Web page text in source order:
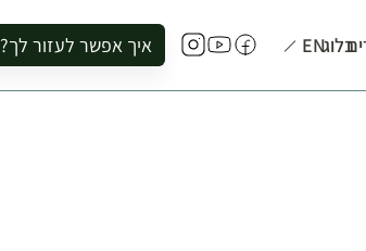
בלוגEN איך אפשר לעזור לך?
להזמין סיור לקבוצה